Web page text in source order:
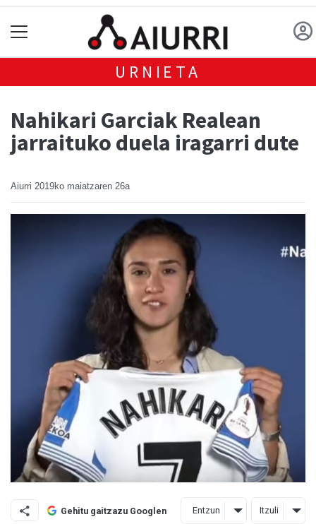
URNIETA
Nahikari Garciak Realean
jarraituko duela iragarri dute
Aiurri 2019ko maiatzaren 26a
Gehitu gaitzazu Googlen Entzun Itzuli